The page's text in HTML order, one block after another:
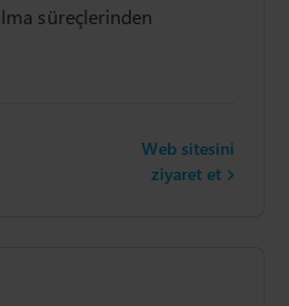
süreçlerinden
Web sitesini
ziyaret et